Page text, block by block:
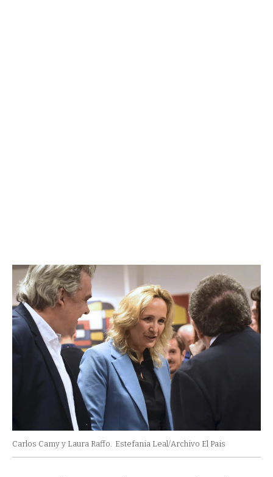
Carlos Camy y Laura Raffo. Estefania Leal/Archivo El Pais